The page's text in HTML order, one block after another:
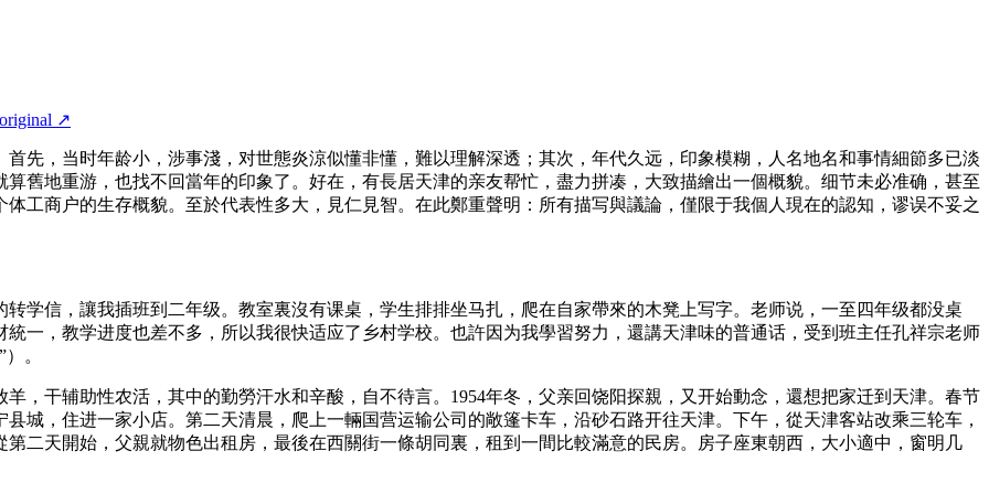
↗
先，当时年龄小，涉事淺，对世態炎涼似懂非懂，難以理解深透；其次，年代久远，印象模糊，人名地名和事情細節多已淡
舊地重游，也找不回當年的印象了。好在，有長居天津的亲友帮忙，盡力拼凑，大致描繪出一個概貌。细节未必准确，甚至
工商户的生存概貌。至於代表性多大，見仁見智。在此鄭重聲明：所有描写與議論，僅限于我個人現在的認知，谬误不妥之
学信，讓我插班到二年级。教室裏沒有课桌，学生排排坐马扎，爬在自家帶來的木凳上写字。老师说，一至四年级都没桌
一，教学进度也差不多，所以我很快适应了乡村学校。也許因为我學習努力，還講天津味的普通话，受到班主任孔祥宗老师
。
，干辅助性农活，其中的勤勞汗水和辛酸，自不待言。1954年冬，父亲回饶阳探親，又开始動念，還想把家迁到天津。春节
城，住进一家小店。第二天清晨，爬上一輛国营运输公司的敞篷卡车，沿砂石路开往天津。下午，從天津客站改乘三轮车，
二天開始，父親就物色出租房，最後在西關街一條胡同裏，租到一間比較滿意的民房。房子座東朝西，大小適中，窗明几